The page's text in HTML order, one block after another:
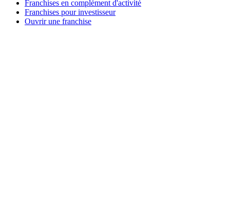
Franchises en complément d'activité
Franchises pour investisseur
Ouvrir une franchise